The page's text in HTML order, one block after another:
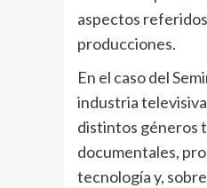
aspectos
producciones.
En el caso del
industria
distintos géneros
documentales,
tecnología y,